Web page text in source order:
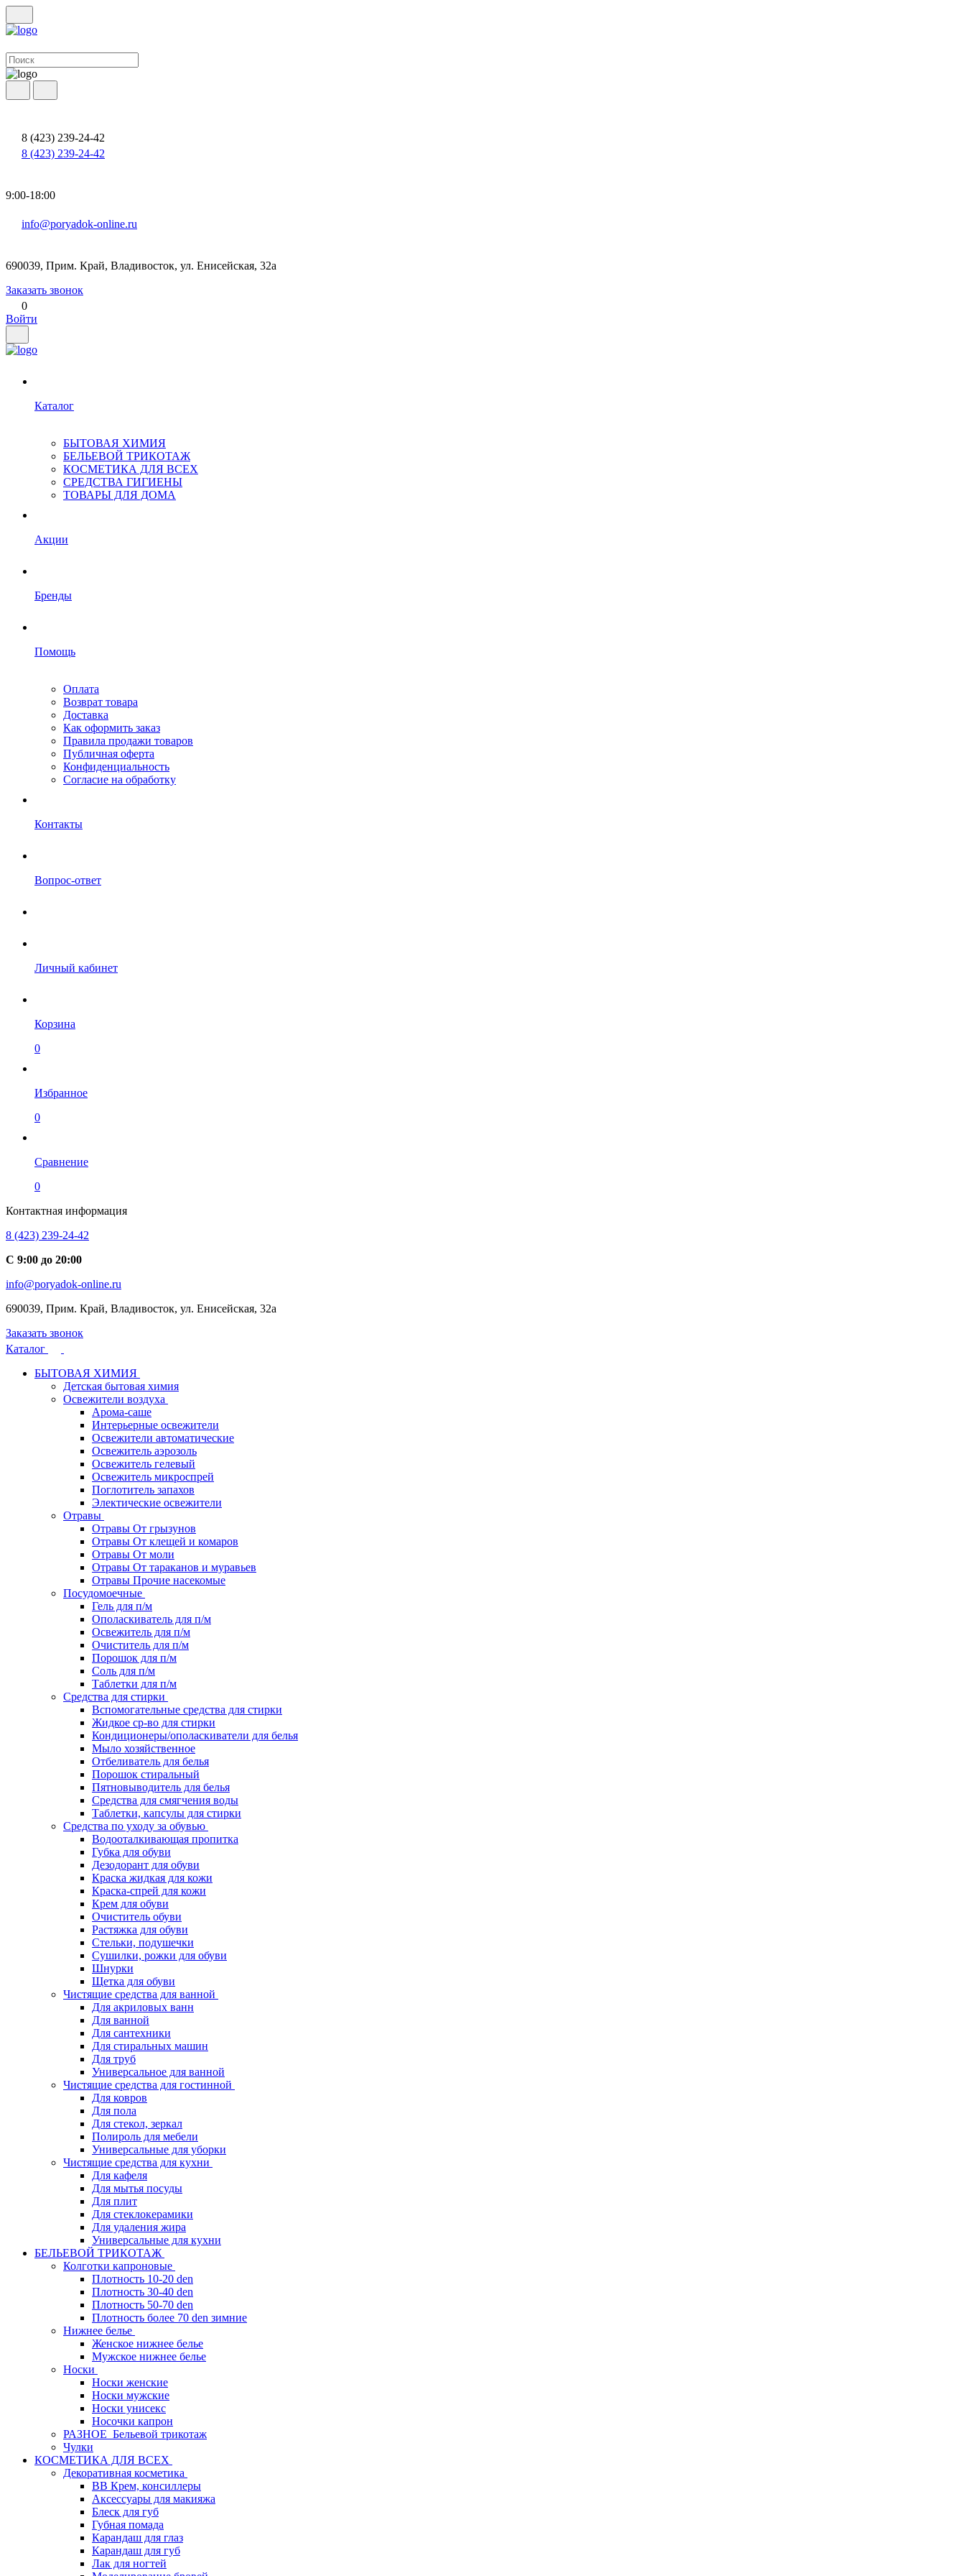
8 (423) 239-24-42
8 (423) 239-24-42
9:00-18:00
info@poryadok-online.ru
690039, Прим. Край, Владивосток, ул. Енисейская, 32а
Заказать звонок
0
Войти
Каталог
БЫТОВАЯ ХИМИЯ
БЕЛЬЕВОЙ ТРИКОТАЖ
КОСМЕТИКА ДЛЯ ВСЕХ
СРЕДСТВА ГИГИЕНЫ
ТОВАРЫ ДЛЯ ДОМА
Акции
Бренды
Помощь
Оплата
Возврат товара
Доставка
Как оформить заказ
Правила продажи товаров
Публичная оферта
Конфиденциальность
Согласие на обработку
Контакты
Вопрос-ответ
Личный кабинет
Корзина
0
Избранное
0
Сравнение
0
Контактная информация
8 (423) 239-24-42
С 9:00 до 20:00
info@poryadok-online.ru
690039, Прим. Край, Владивосток, ул. Енисейская, 32а
Заказать звонок
Каталог
БЫТОВАЯ ХИМИЯ
Детская бытовая химия
Освежители воздуха
Арома-саше
Интерьерные освежители
Освежители автоматические
Освежитель аэрозоль
Освежитель гелевый
Освежитель микроспрей
Поглотитель запахов
Электические освежители
Отравы
Отравы От грызунов
Отравы От клещей и комаров
Отравы От моли
Отравы От тараканов и муравьев
Отравы Прочие насекомые
Посудомоечные
Гель для п/м
Ополаскиватель для п/м
Освежитель для п/м
Очиститель для п/м
Порошок для п/м
Соль для п/м
Таблетки для п/м
Средства для стирки
Вспомогательные средства для стирки
Жидкое ср-во для стирки
Кондиционеры/ополаскиватели для белья
Мыло хозяйственное
Отбеливатель для белья
Порошок стиральный
Пятновыводитель для белья
Средства для смягчения воды
Таблетки, капсулы для стирки
Средства по уходу за обувью
Водооталкивающая пропитка
Губка для обуви
Дезодорант для обуви
Краска жидкая для кожи
Краска-спрей для кожи
Крем для обуви
Очиститель обуви
Растяжка для обуви
Стельки, подушечки
Сушилки, рожки для обуви
Шнурки
Щетка для обуви
Чистящие средства для ванной
Для акриловых ванн
Для ванной
Для сантехники
Для стиральных машин
Для труб
Универсальное для ванной
Чистящие средства для гостинной
Для ковров
Для пола
Для стекол, зеркал
Полироль для мебели
Универсальные для уборки
Чистящие средства для кухни
Для кафеля
Для мытья посуды
Для плит
Для стеклокерамики
Для удаления жира
Универсальные для кухни
БЕЛЬЕВОЙ ТРИКОТАЖ
Колготки капроновые
Плотность 10-20 den
Плотность 30-40 den
Плотность 50-70 den
Плотность более 70 den зимние
Нижнее белье
Женское нижнее белье
Мужское нижнее белье
Носки
Носки женские
Носки мужские
Носки унисекс
Носочки капрон
РАЗНОЕ_Бельевой трикотаж
Чулки
КОСМЕТИКА ДЛЯ ВСЕХ
Декоративная косметика
BB Крем, консиллеры
Аксессуары для макияжа
Блеск для губ
Губная помада
Карандаш для глаз
Карандаш для губ
Лак для ногтей